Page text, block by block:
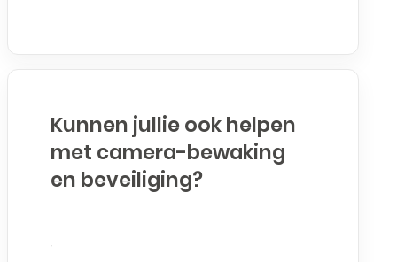
Kunnen jullie ook helpen
met camera-bewaking
en beveiliging?